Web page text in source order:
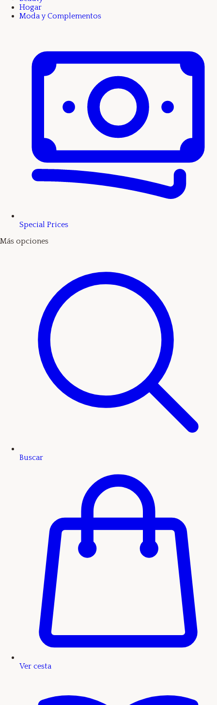
Hogar
Moda y Complementos
Special Prices
Más opciones
Buscar
Ver cesta